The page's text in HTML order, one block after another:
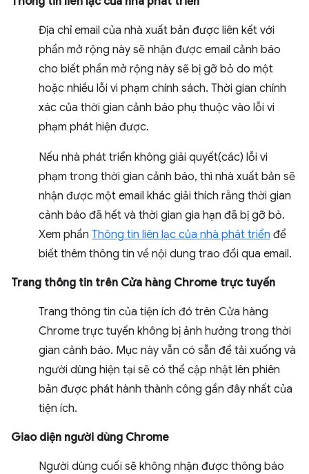
Địa chỉ email của nhà xuất bản được liên kết với
phần mở rộng này sẽ nhận được email cảnh báo
cho biết phần mở rộng này sẽ bị gỡ bỏ do một
hoặc nhiều lỗi vi phạm chính sách. Thời gian chính
xác của thời gian cảnh báo phụ thuộc vào lỗi vi
phạm phát hiện được.
Nếu nhà phát triển không giải quyết(các) lỗi vi
phạm trong thời gian cảnh báo, thì nhà xuất bản sẽ
nhận được một email khác giải thích rằng thời gian
cảnh báo đã hết và thời gian gia hạn đã bị gỡ bỏ.
Xem phần Thông tin liên lạc của nhà phát triển để
biết thêm thông tin về nội dung trao đổi qua email.
Trang thông tin trên Cửa hàng Chrome trực tuyến
Trang thông tin của tiện ích đó trên Cửa hàng
Chrome trực tuyến không bị ảnh hưởng trong thời
gian cảnh báo. Mục này vẫn có sẵn để tải xuống và
người dùng hiện tại sẽ có thể cập nhật lên phiên
bản được phát hành thành công gần đây nhất của
tiện ích.
Giao diện người dùng Chrome
Người dùng cuối sẽ không nhận được thông báo